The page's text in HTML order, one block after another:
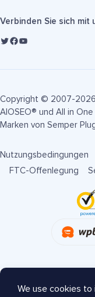
Verbinden Sie sich mit
Copyright © 2007-2026
AIOSEO® und All in
Marken von Semper
Nutzungsbedingungen
FTC-Offenlegung